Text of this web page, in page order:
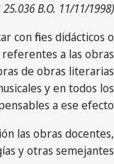
B.O. 11/11/1998).
con fines didácticos o
referentes a las obras
de obras literarias
y en todos los
a ese efecto.
las obras docentes,
y otras semejantes.